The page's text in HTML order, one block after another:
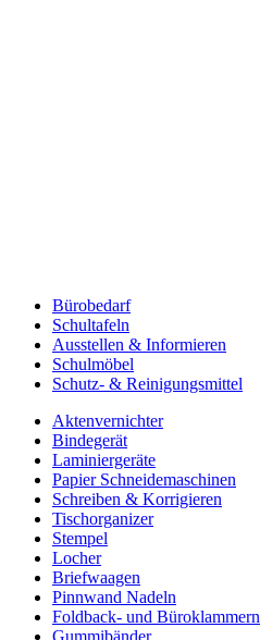
Bürobedarf
Schultafeln
Ausstellen & Informieren
Schulmöbel
Schutz- & Reinigungsmittel
Aktenvernichter
Bindegerät
Laminiergeräte
Papier Schneidemaschinen
Schreiben & Korrigieren
Tischorganizer
Stempel
Locher
Briefwaagen
Pinnwand Nadeln
Foldback- und Büroklammern
Gummibänder